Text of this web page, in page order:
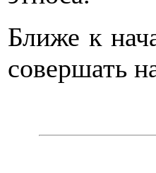
Ближе к
совершать